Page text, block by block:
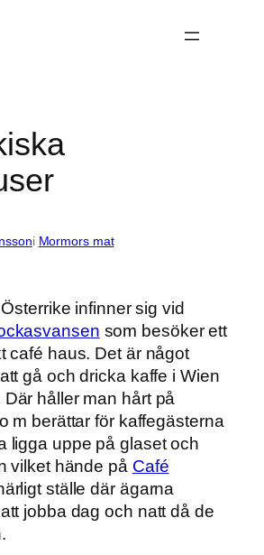
i Mormors mat
infinner sig vid
som besöker ett
café haus. Det är något
gå och dricka kaffe i Wien
håller man hårt på
m berättar för kaffegästerna
ligga uppe på glaset och
vilket hände på Café
ställe där ägarna
jobba dag och natt då de